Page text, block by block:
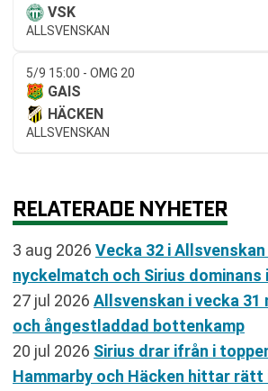
VSK
ALLSVENSKAN
5/9 15:00 - OMG 20
GAIS
HÄCKEN
ALLSVENSKAN
RELATERADE NYHETER
3 aug 2026 Vecka 32 i
nyckelmatch och Sirius dominans
27 jul 2026 Allsvenskan i vecka
och ångestladdad bottenkamp
20 jul 2026 Sirius drar ifrån i
Hammarby och Häcken hittar rätt